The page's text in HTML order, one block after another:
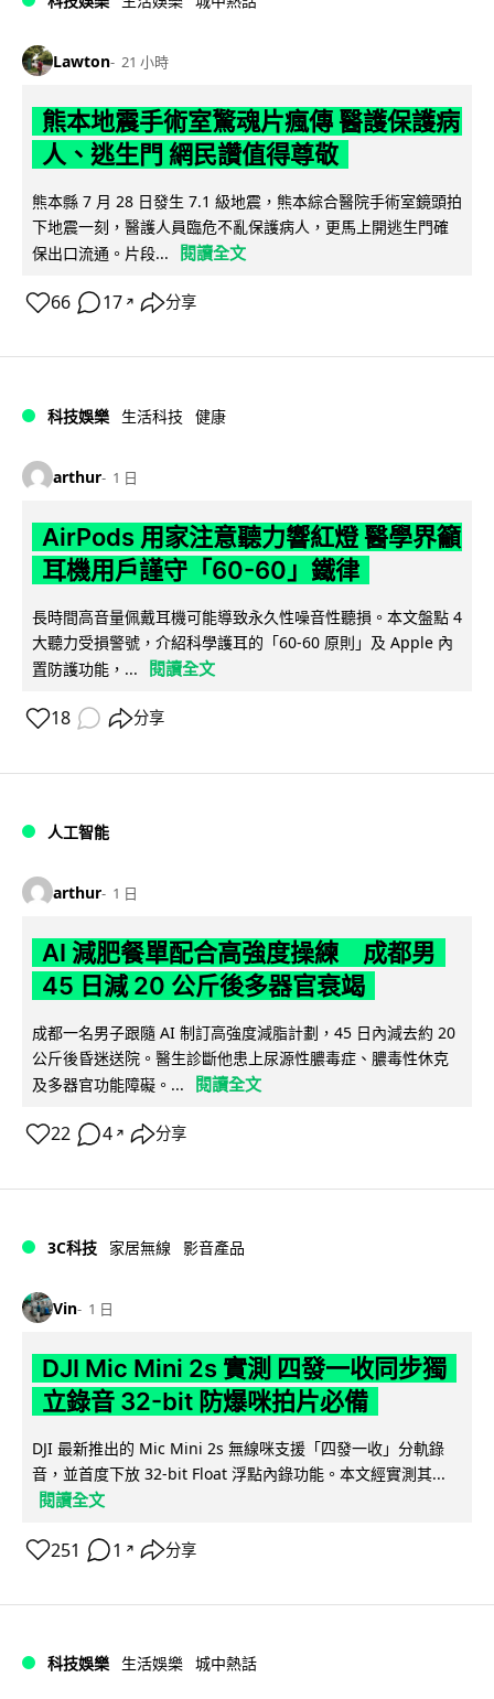
Lawton 21 小時
熊本地震手術室驚魂片瘋傳 醫護保護病
人、逃生門 網民讚值得尊敬
熊本縣 7 月 28 日發生 7.1 級地震，熊本綜合醫院手術室鏡頭拍
下地震一刻，醫護人員臨危不亂保護病人，更馬上開逃生門確
保出口流通。片段...
閱讀全文
66 17 ↗ 分享
科技娛樂 生活科技 健康
arthur 1 日
AirPods 用家注意聽力響紅燈 醫學界籲
耳機用戶謹守「60-60」鐵律
長時間高音量佩戴耳機可能導致永久性噪音性聽損。本文盤點 4
大聽力受損警號，介紹科學護耳的「60-60 原則」及 Apple 內
置防護功能，...
閱讀全文
18 分享
人工智能
arthur 1 日
AI 減肥餐單配合高強度操練 成都男
45 日減 20 公斤後多器官衰竭
成都一名男子跟隨 AI 制訂高強度減脂計劃，45 日內減去約 20
公斤後昏迷送院。醫生診斷他患上尿源性膿毒症、膿毒性休克
及多器官功能障礙。...
閱讀全文
22 4 ↗ 分享
3C科技 家居無線 影音產品
Vin 1 日
DJI Mic Mini 2s 實測 四發一收同步獨
立錄音 32-bit 防爆咪拍片必備
DJI 最新推出的 Mic Mini 2s 無線咪支援「四發一收」分軌錄
音，並首度下放 32-bit Float 浮點內錄功能。本文經實測其...
閱讀全文
251 1 ↗ 分享
科技娛樂 生活娛樂 城中熱話